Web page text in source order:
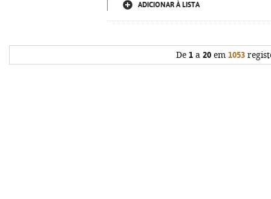
ADICIONAR À LISTA
De 1a 20em 1053